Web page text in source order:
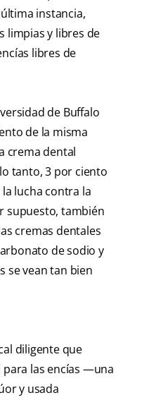
instancia,
limpias y libres de
libres de
de Buffalo
de la misma
crema dental
tanto, 3 por ciento
lucha contra la
supuesto, también
cremas dentales
de sodio y
se vean tan bien
diligente que
las encías —una
y usada